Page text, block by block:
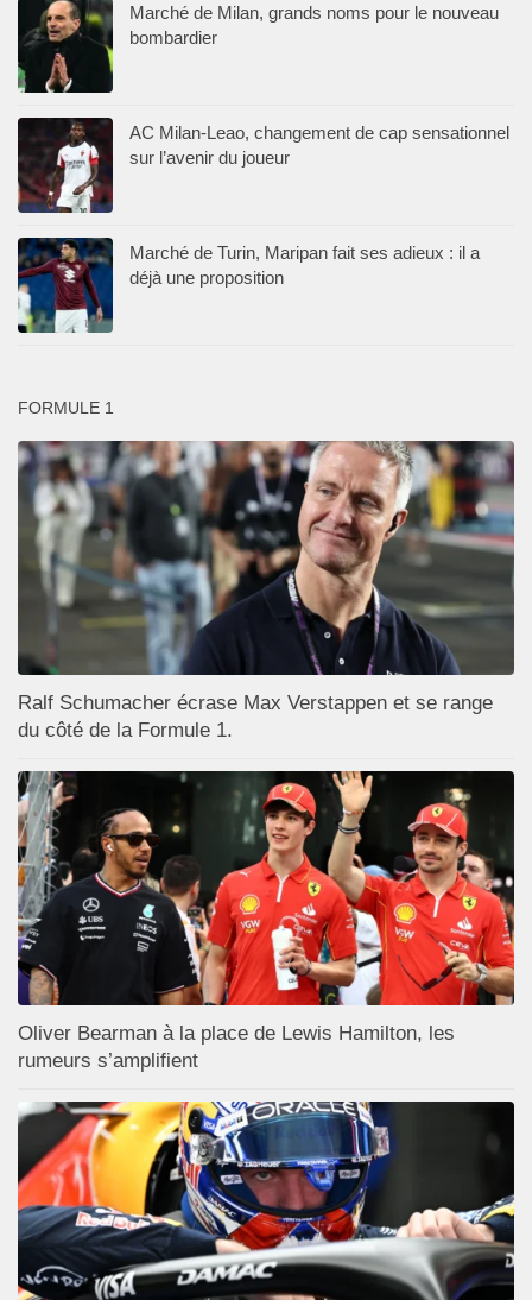
Marché de Milan, grands noms pour le nouveau
bombardier
AC Milan-Leao, changement de cap sensationnel
sur l’avenir du joueur
Marché de Turin, Maripan fait ses adieux : il a
déjà une proposition
FORMULE 1
Ralf Schumacher écrase Max Verstappen et se range
du côté de la Formule 1.
Oliver Bearman à la place de Lewis Hamilton, les
rumeurs s’amplifient